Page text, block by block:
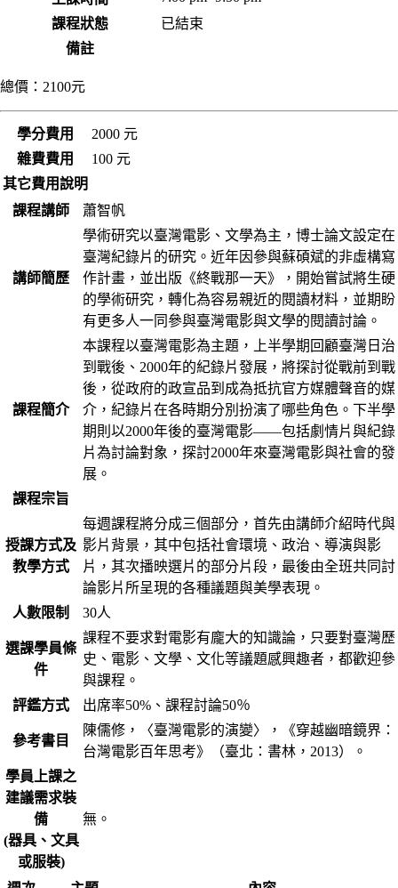
課程狀態
已結束
備註
總價： 2100元
學分費用
2000 元
雜費費用
100 元
其它費用說明
課程講師
蕭智帆
講師簡歷
學術研究以臺灣電影、文學為主，博士論文設定在
臺灣紀錄片的研究。近年因參與蘇碩斌的非虛構寫
作計畫，並出版《終戰那一天》，開始嘗試將生硬
的學術研究，轉化為容易親近的閱讀材料，並期盼
有更多人一同參與臺灣電影與文學的閱讀討論。
課程簡介
本課程以臺灣電影為主題，上半學期回顧臺灣日治
到戰後、2000年的紀錄片發展，將探討從戰前到戰
後，從政府的政宣品到成為抵抗官方媒體聲音的媒
介，紀錄片在各時期分別扮演了哪些角色。下半學
期則以2000年後的臺灣電影——包括劇情片與紀錄
片為討論對象，探討2000年來臺灣電影與社會的發
展。
課程宗旨
授課方式及
教學方式
每週課程將分成三個部分，首先由講師介紹時代與
影片背景，其中包括社會環境、政治、導演與影
片，其次播映選片的部分片段，最後由全班共同討
論影片所呈現的各種議題與美學表現。
人數限制
30人
選課學員條
件
課程不要求對電影有龐大的知識論，只要對臺灣歷
史、電影、文學、文化等議題感興趣者，都歡迎參
與課程。
評鑑方式
出席率50%、課程討論50％
參考書目
陳儒修，〈臺灣電影的演變〉，《穿越幽暗鏡界：
台灣電影百年思考》（臺北：書林，2013）。
學員上課之
建議需求裝
備
(器具、文具
或服裝)
無。